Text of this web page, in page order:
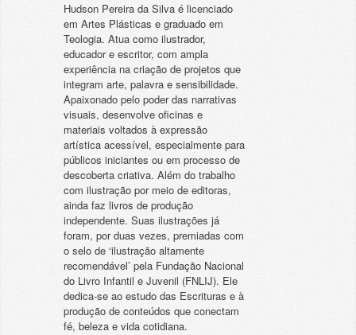
Hudson Pereira da Silva é licenciado
em Artes Plásticas e graduado em
Teologia. Atua como ilustrador,
educador e escritor, com ampla
experiência na criação de projetos que
integram arte, palavra e sensibilidade.
Apaixonado pelo poder das narrativas
visuais, desenvolve oficinas e
materiais voltados à expressão
artística acessível, especialmente para
públicos iniciantes ou em processo de
descoberta criativa. Além do trabalho
com ilustração por meio de editoras,
ainda faz livros de produção
independente. Suas ilustrações já
foram, por duas vezes, premiadas com
o selo de ‘ilustração altamente
recomendável’ pela Fundação Nacional
do Livro Infantil e Juvenil (FNLIJ). Ele
dedica-se ao estudo das Escrituras e à
produção de conteúdos que conectam
fé, beleza e vida cotidiana.